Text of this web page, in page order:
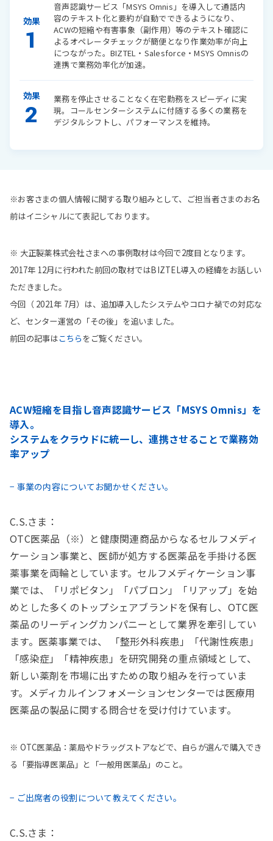
効果
1
音声認識サービス「MSYS Omnis」を導入して通話内
容のテキスト化と要約が自動でできるようになり、
ACWの短縮や有害事象（副作用）等のテキスト確認に
よるオペレータチェックが簡便となり作業効率が向上
につながった。BIZTEL・Salesforce・MSYS Omnisの
連携で業務効率化が加速。
効果
2
業務を停止させることなく在宅勤務をスピーディに実
現。コールセンターシステムに付随する多くの業務を
デジタルシフトし、パフォーマンスを維持。
※お客さまの個人情報に関する取り組みとして、ご担当者さまのお名
前はイニシャルにて表記しております。
※ 大正製薬株式会社さまへの事例取材は今回で2度目となります。
2017年 12月に行われた前回の取材ではBIZTEL導入の経緯をお話しい
ただきました。
今回（ 2021年 7月）は、追加導入したシステムやコロナ禍での対応な
ど、センター運営の「その後」を追いました。
前回の記事はこちらをご覧ください。
ACW短縮を目指し音声認識サービス「MSYS Omnis」を
導入。
システムをクラウドに統一し、連携させることで業務効
率アップ
− 事業の内容についてお聞かせください。
C.S.さま：
OTC医薬品（※）と健康関連商品からなるセルフメディ
ケーション事業と、医師が処方する医薬品を手掛ける医
薬事業を両輪としています。セルフメディケーション事
業では、「リポビタン」「パブロン」「リアップ」を始
めとした多くのトップシェアブランドを保有し、OTC医
薬品のリーディングカンパニーとして業界を牽引してい
ます。医薬事業では、 「整形外科疾患」「代謝性疾患」
「感染症」「精神疾患」を研究開発の重点領域として、
新しい薬剤を市場に出すための取り組みを行っていま
す。メディカルインフォメーションセンターでは医療用
医薬品の製品に関する問合せを受け付けています。
※ OTC医薬品：薬局やドラッグストアなどで、自らが選んで購入でき
る「要指導医薬品」と「一般用医薬品」のこと。
− ご出席者の役割について教えてください。
C.S.さま：